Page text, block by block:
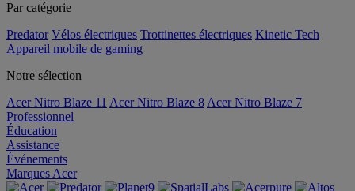
Par catégorie
Predator Vélos électriques Trottinettes électriques Kinetic Tech
Appareil mobile de gaming
Notre sélection
Acer Nitro Blaze 11 Acer Nitro Blaze 8 Acer Nitro Blaze 7
Professionnel
Éducation
Assistance
Événements
Marques Acer